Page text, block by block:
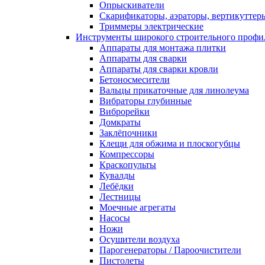
Опрыскиватели
Скарификаторы, аэраторы,
Триммеры электрические
Инструменты широкого строительного
Аппараты для монтажа плитки
Аппараты для сварки
Аппараты для сварки кровли
Бетоносмесители
Вальцы прикаточные для линолеума
Вибраторы глубинные
Виброрейки
Домкраты
Заклёпочники
Клещи для обжима и плоскогубцы
Компрессоры
Краскопульты
Кувалды
Лебёдки
Лестницы
Моечные агрегаты
Насосы
Ножи
Осушители воздуха
Парогенераторы / Пароочистители
Пистолеты